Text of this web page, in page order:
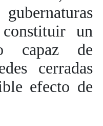
constituir un
capaz de
cerradas
efecto de